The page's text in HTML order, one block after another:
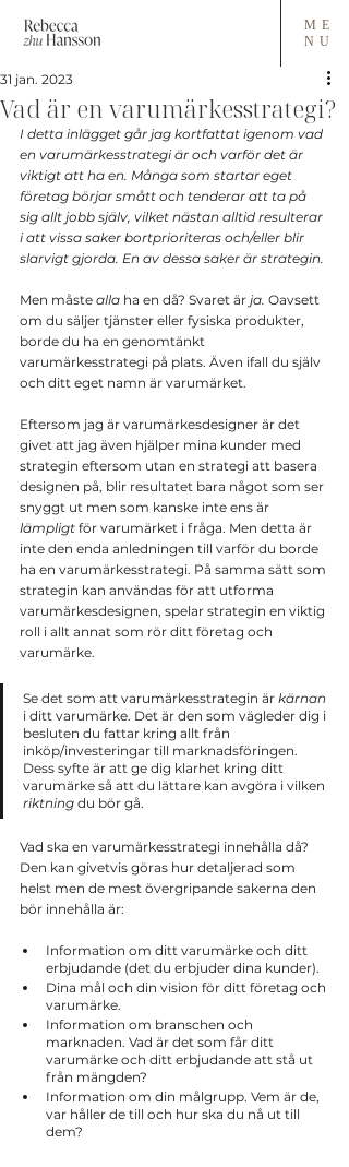
ME
NU
Vad är en varumärkesstrategi?
31 jan. 2023
I detta inlägget går jag kortfattat igenom vad
en varumärkesstrategi är och varför det är
viktigt att ha en. Många som startar eget
företag börjar smått och tenderar att ta på
sig allt jobb själv, vilket nästan alltid resulterar
i att vissa saker bortprioriteras och/eller blir
slarvigt gjorda. En av dessa saker är strategin.
Men måste alla ha en då? Svaret är ja. Oavsett
om du säljer tjänster eller fysiska produkter,
borde du ha en genomtänkt
varumärkesstrategi på plats. Även ifall du själv
och ditt eget namn är varumärket.
Eftersom jag är varumärkesdesigner är det
givet att jag även hjälper mina kunder med
strategin eftersom utan en strategi att basera
designen på, blir resultatet bara något som ser
snyggt ut men som kanske inte ens är
lämpligt för varumärket i fråga. Men detta är
inte den enda anledningen till varför du borde
ha en varumärkesstrategi. På samma sätt som
strategin kan användas för att utforma
varumärkesdesignen, spelar strategin en viktig
roll i allt annat som rör ditt företag och
varumärke.
Se det som att varumärkesstrategin är kärnan
i ditt varumärke. Det är den som vägleder dig i
besluten du fattar kring allt från
inköp/investeringar till marknadsföringen.
Dess syfte är att ge dig klarhet kring ditt
varumärke så att du lättare kan avgöra i vilken
riktning du bör gå.
Vad ska en varumärkesstrategi innehålla då?
Den kan givetvis göras hur detaljerad som
helst men de mest övergripande sakerna den
bör innehålla är:
Information om ditt varumärke och ditt
erbjudande (det du erbjuder dina kunder).
Dina mål och din vision för ditt företag och
varumärke.
Information om branschen och
marknaden. Vad är det som får ditt
varumärke och ditt erbjudande att stå ut
från mängden?
Information om din målgrupp. Vem är de,
var håller de till och hur ska du nå ut till
dem?